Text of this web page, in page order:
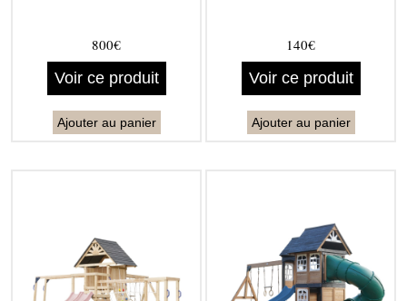
800€
Voir ce produit
Ajouter au panier
140€
Voir ce produit
Ajouter au panier